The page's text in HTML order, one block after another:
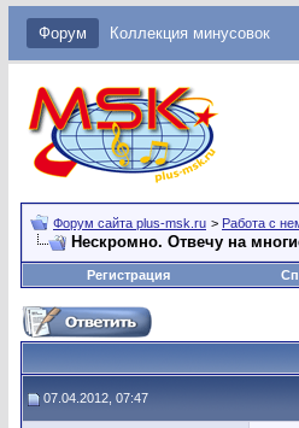
Форум Коллекция минусовок
Форум сайта plus-msk.ru > Работа с
Нескромно. Отвечу на
Регистрация
07.04.2012, 07:47